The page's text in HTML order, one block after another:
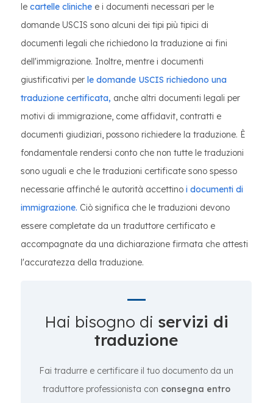
le cartelle cliniche e i documenti necessari per le
domande USCIS sono alcuni dei tipi più tipici di
documenti legali che richiedono la traduzione ai fini
dell'immigrazione. Inoltre, mentre i documenti
giustificativi per le domande USCIS richiedono una
traduzione certificata, anche altri documenti legali per
motivi di immigrazione, come affidavit, contratti e
documenti giudiziari, possono richiedere la traduzione. È
fondamentale rendersi conto che non tutte le traduzioni
sono uguali e che le traduzioni certificate sono spesso
necessarie affinché le autorità accettino i documenti di
immigrazione. Ciò significa che le traduzioni devono
essere completate da un traduttore certificato e
accompagnate da una dichiarazione firmata che attesti
l'accuratezza della traduzione.
Hai bisogno di servizi di
traduzione
Fai tradurre e certificare il tuo documento da un
traduttore professionista con consegna entro